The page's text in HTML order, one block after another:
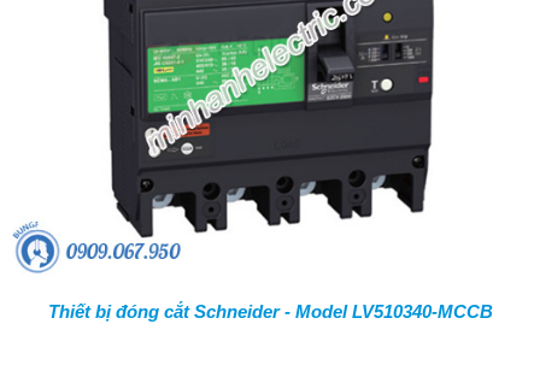
Thiết bị đóng cắt Schneider - Model LV510340-MCCB